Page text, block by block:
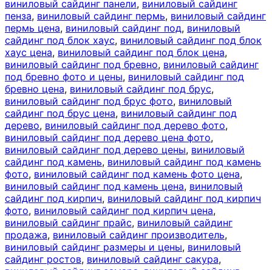
виниловый сайдинг панели, виниловый сайдинг
пенза, виниловый сайдинг пермь, виниловый сайдинг
пермь цена, виниловый сайдинг под, виниловый
сайдинг под блок хаус, виниловый сайдинг под блок
хаус цена, виниловый сайдинг под блок цена,
виниловый сайдинг под бревно, виниловый сайдинг
под бревно фото и цены, виниловый сайдинг под
бревно цена, виниловый сайдинг под брус,
виниловый сайдинг под брус фото, виниловый
сайдинг под брус цена, виниловый сайдинг под
дерево, виниловый сайдинг под дерево фото,
виниловый сайдинг под дерево цена фото,
виниловый сайдинг под дерево цены, виниловый
сайдинг под камень, виниловый сайдинг под камень
фото, виниловый сайдинг под камень фото цена,
виниловый сайдинг под камень цена, виниловый
сайдинг под кирпич, виниловый сайдинг под кирпич
фото, виниловый сайдинг под кирпич цена,
виниловый сайдинг прайс, виниловый сайдинг
продажа, виниловый сайдинг производитель,
виниловый сайдинг размеры и цены, виниловый
сайдинг ростов, виниловый сайдинг сакура,